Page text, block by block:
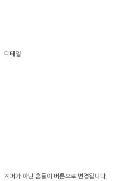
디테일
지퍼가 아닌 흔들이 버튼으로 변경됩니다.